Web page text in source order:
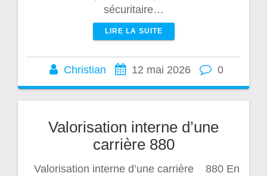
sécuritaire…
LIRE LA SUITE
Christian 12 mai 2026 0
Valorisation interne d’une
carrière 880
Valorisation interne d’une carrière 880 En